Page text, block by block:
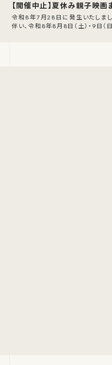
【開催中止】夏休み親子映画
令和8年7月28日に発生いたしま
伴い、令和8年8月8日（土）・9日（